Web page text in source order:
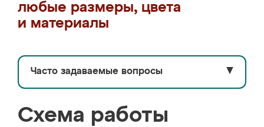
любые размеры, цвета
и материалы
Часто задаваемые вопросы ▼
Схема работы